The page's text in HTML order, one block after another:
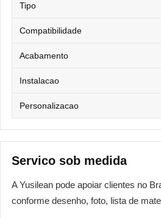
Tipo
Compatibilidade
Acabamento
Instalacao
Personalizacao
Servico sob medida
A Yusilean pode apoiar clientes no
conforme desenho, foto, lista de